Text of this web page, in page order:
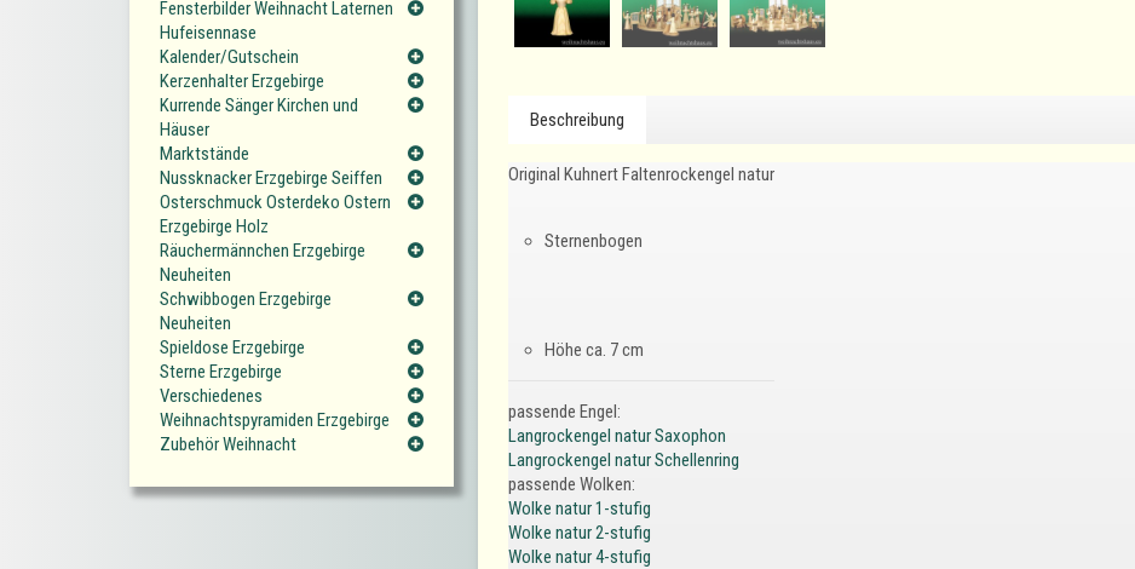
Beschreibung
Original Kuhnert Faltenrockengel natur
Sternenbogen
Höhe ca. 7 cm
passende Engel:
Langrockengel natur Saxophon
Langrockengel natur Schellenring
passende Wolken:
Wolke natur 1-stufig
Wolke natur 2-stufig
Wolke natur 4-stufig
Fensterbilder Weihnacht Laternen
Hufeisennase
Kalender/Gutschein
Kerzenhalter Erzgebirge
Kurrende Sänger Kirchen und
Häuser
Marktstände
Nussknacker Erzgebirge Seiffen
Osterschmuck Osterdeko Ostern
Erzgebirge Holz
Räuchermännchen Erzgebirge
Neuheiten
Schwibbogen Erzgebirge
Neuheiten
Spieldose Erzgebirge
Sterne Erzgebirge
Verschiedenes
Weihnachtspyramiden Erzgebirge
Zubehör Weihnacht